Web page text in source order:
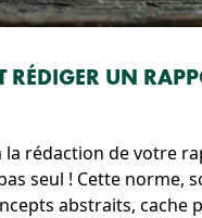
RÉDIGER UN
la rédaction de votre
seul ! Cette norme,
abstraits, cache